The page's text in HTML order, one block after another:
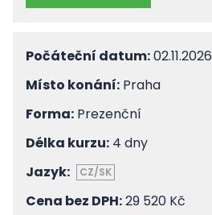
Počáteční datum:02.11.2026
Místo konání: Praha
Forma: Prezenční
Délka kurzu: 4 dny
Jazyk:
CZ/SK
Cena bez DPH:29 520 Kč